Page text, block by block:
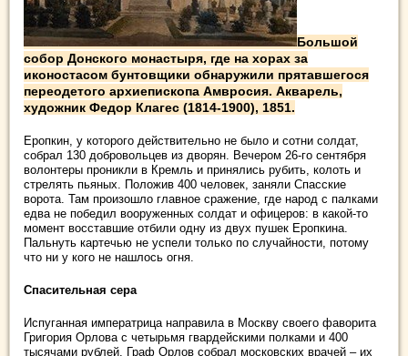
Большой
собор Донского монастыря, где на хорах за
иконостасом бунтовщики обнаружили прятавшегося
переодетого архиепископа Амвросия. Акварель,
художник Федор Клагес (1814-1900), 1851.
Еропкин, у которого действительно не было и сотни солдат,
собрал 130 добровольцев из дворян. Вечером 26-го сентября
волонтеры проникли в Кремль и принялись рубить, колоть и
стрелять пьяных. Положив 400 человек, заняли Спасские
ворота. Там произошло главное сражение, где народ с палками
едва не победил вооруженных солдат и офицеров: в какой-то
момент восставшие отбили одну из двух пушек Еропкина.
Пальнуть картечью не успели только по случайности, потому
что ни у кого не нашлось огня.
Спасительная сера
Испуганная императрица направила в Москву своего фаворита
Григория Орлова с четырьмя гвардейскими полками и 400
тысячами рублей. Граф Орлов собрал московских врачей – их